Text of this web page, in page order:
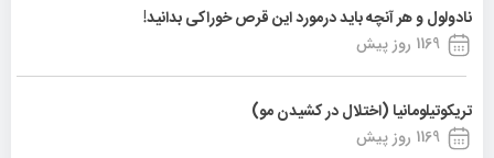
نادولول و هر آنچه باید درمورد این قرص خوراکی بدانید!
1169 روز پیش
تریکوتیلومانیا (اختلال در کشیدن مو)
1169 روز پیش